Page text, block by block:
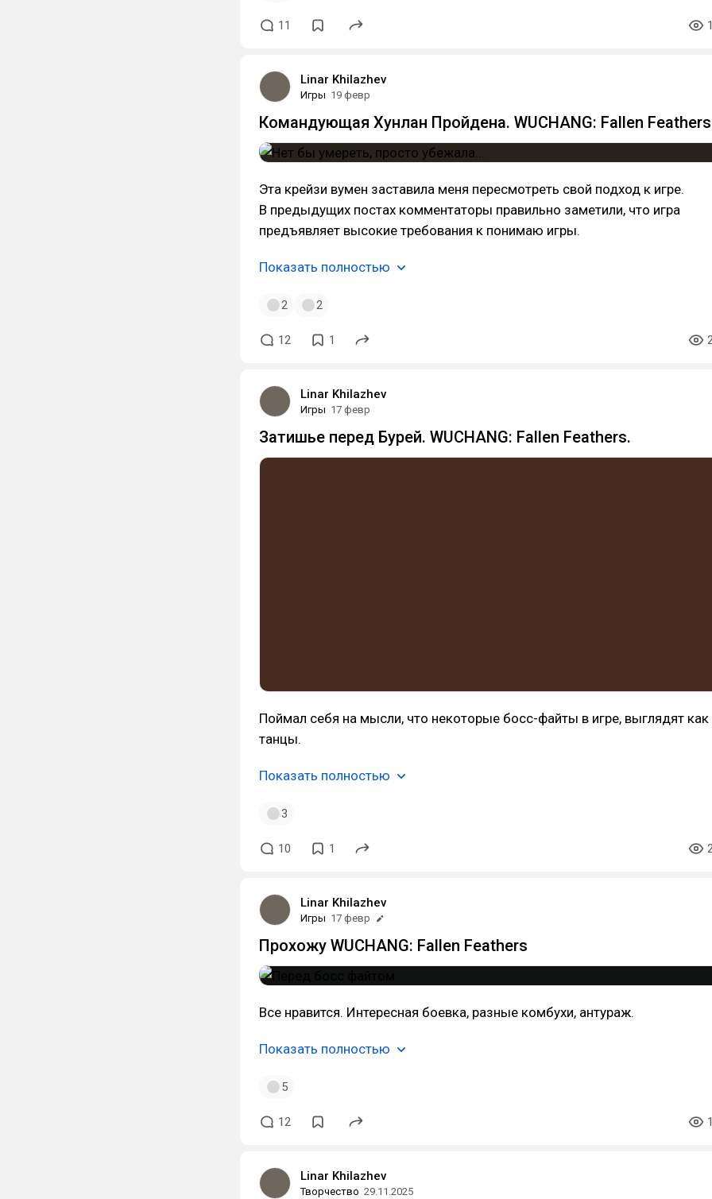
11
Linar Khilazhev
Игры 19 февр
Командующая Хунлан Пройдена. WUCHANG: Fallen
Эта крейзи вумен заставила меня пересмотреть свой подход к игре.
В предыдущих постах комментаторы правильно заметили, что игра
предъявляет высокие требования к понимаю игры.
Показать полностью
2 2
12 1
Linar Khilazhev
Игры 17 февр
Затишье перед Бурей. WUCHANG: Fallen Feathers.
Поймал себя на мысли, что некоторые босс-файты в игре, выглядят как
танцы.
Показать полностью
3
10 1
Linar Khilazhev
Игры 17 февр
Прохожу WUCHANG: Fallen Feathers
Все нравится. Интересная боевка, разные комбухи, антураж.
Показать полностью
5
12
Linar Khilazhev
Творчество 29.11.2025